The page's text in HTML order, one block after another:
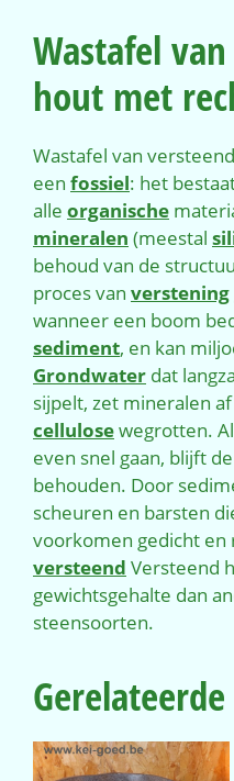
Wastafel
hout met
Wastafel van
een fossiel: het
alle organische
mineralen (meestal
behoud van de
proces van verstening
wanneer een boom
sediment, en kan
Grondwater dat
sijpelt, zet mineralen
cellulosewegrotten.
even snel gaan, blijft
behouden. Door
scheuren en barsten
voorkomen gedicht en
versteend Versteend
gewichtsgehalte dan
steensoorten.